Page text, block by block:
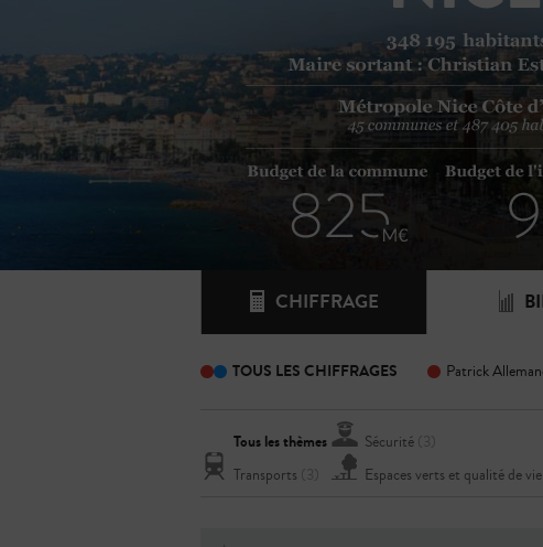
CHIFFRAGE
TOUS LES CHIFFRAGES Patrick
Tous les thèmes Sécurité (3)
Transports (3) Espaces verts et qualité de vie